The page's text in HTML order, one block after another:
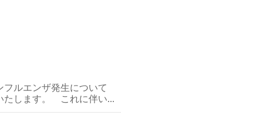
ルエンザ発生について
たします。 これに伴い...